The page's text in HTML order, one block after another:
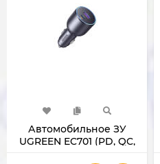
Автомобильное ЗУ
UGREEN EC701 (PD, QC,